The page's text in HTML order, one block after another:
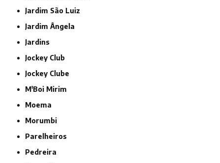
Jardim São Luiz
Jardim Ângela
Jardins
Jockey Club
Jockey Clube
M'Boi Mirim
Moema
Morumbi
Parelheiros
Pedreira